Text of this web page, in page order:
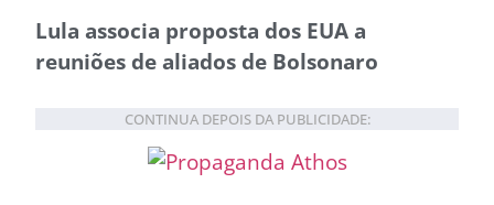
Lula associa proposta dos EUA a
reuniões de aliados de Bolsonaro
CONTINUA DEPOIS DA PUBLICIDADE: